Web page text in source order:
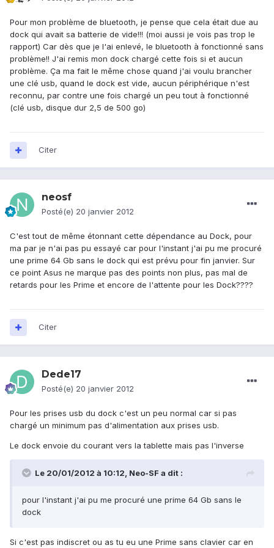
Pour mon problème de bluetooth, je pense que cela était due au
dock qui avait sa batterie de vide!!! (moi aussi je vois pas trop le
rapport) Car dès que je l'ai enlevé, le bluetooth à fonctionné sans
problème!! J'ai remis mon dock chargé cette fois si et aucun
problème. Ça ma fait le même chose quand j'ai voulu brancher
une clé usb, quand le dock est vide, aucun périphérique n'est
reconnu, par contre une fois chargé un peu tout à fonctionné
(clé usb, disque dur 2,5 de 500 go)
Citer
neosf
Posté(e) 20 janvier 2012
C'est tout de même étonnant cette dépendance au Dock, pour
ma par je n'ai pas pu essayé car pour l'instant j'ai pu me procuré
une prime 64 Gb sans le dock qui est prévu pour fin janvier. Sur
ce point Asus ne marque pas des points non plus, pas mal de
retards pour les Prime et encore de l'attente pour les Dock????
Citer
Dede17
Posté(e) 20 janvier 2012
Pour les prises usb du dock c'est un peu normal car si pas
chargé un minimum pas d'alimentation aux prises usb.
Le dock envoie du courant vers la tablette mais pas l'inverse
Le 20/01/2012 à 10:12, Neo-SF a dit :
pour l'instant j'ai pu me procuré une prime 64 Gb sans le
dock
Si c'est pas indiscret ou as tu eu une Prime sans clavier car en